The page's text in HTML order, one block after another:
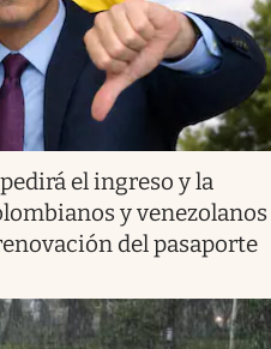
el ingreso y la
y venezolanos
del pasaporte